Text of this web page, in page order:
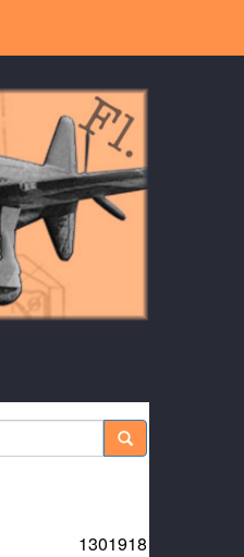
1301918